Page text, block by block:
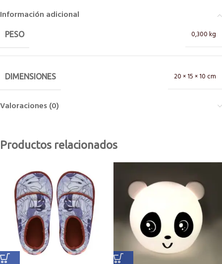
Información adicional
PESO 0,300 kg
DIMENSIONES 20 × 15 × 10 cm
Valoraciones (0)
Productos relacionados